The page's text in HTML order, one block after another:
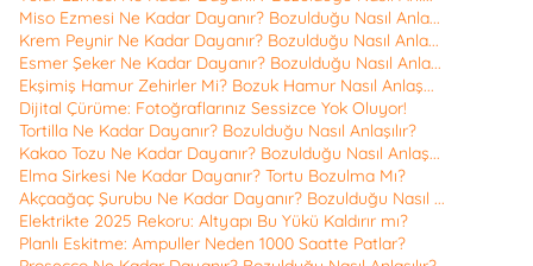
Miso Ezmesi Ne Kadar Dayanır? Bozulduğu Nasıl Anla...
Krem Peynir Ne Kadar Dayanır? Bozulduğu Nasıl Anla...
Esmer Şeker Ne Kadar Dayanır? Bozulduğu Nasıl Anla...
Ekşimiş Hamur Zehirler Mi? Bozuk Hamur Nasıl Anlaş...
Dijital Çürüme: Fotoğraflarınız Sessizce Yok Oluyor!
Tortilla Ne Kadar Dayanır? Bozulduğu Nasıl Anlaşılır?
Kakao Tozu Ne Kadar Dayanır? Bozulduğu Nasıl Anlaş...
Elma Sirkesi Ne Kadar Dayanır? Tortu Bozulma Mı?
Akçaağaç Şurubu Ne Kadar Dayanır? Bozulduğu Nasıl ...
Elektrikte 2025 Rekoru: Altyapı Bu Yükü Kaldırır mı?
Planlı Eskitme: Ampuller Neden 1000 Saatte Patlar?